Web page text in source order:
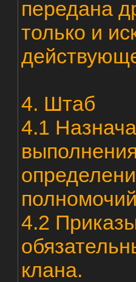
передана
только и
4. Штаб
4.1
4.2
клана.